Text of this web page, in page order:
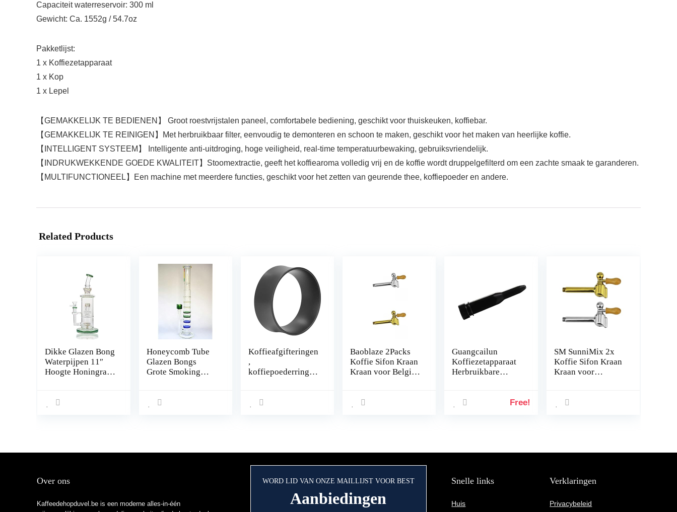
Capaciteit waterreservoir: 300 ml
Gewicht: Ca. 1552g / 54.7oz
Pakketlijst:
1 x Koffiezetapparaat
1 x Kop
1 x Lepel
【GEMAKKELIJK TE BEDIENEN】 Groot roestvrijstalen paneel, comfortabele bediening, geschikt voor thuiskeuken, koffiebar.
【GEMAKKELIJK TE REINIGEN】Met herbruikbaar filter, eenvoudig te demonteren en schoon te maken, geschikt voor het maken van heerlijke koffie.
【INTELLIGENT SYSTEEM】 Intelligente anti-uitdroging, hoge veiligheid, real-time temperatuurbewaking, gebruiksvriendelijk.
【INDRUKWEKKENDE GOEDE KWALITEIT】Stoomextractie, geeft het koffiearoma volledig vrij en de koffie wordt druppelgefilterd om een ​​zachte smaak te garanderen.
【MULTIFUNCTIONEEL】Een machine met meerdere functies, geschikt voor het zetten van geurende thee, koffiepoeder en andere.
Related Products
Dikke Glazen Bong
Waterpijpen 11″
Hoogte Honingraat
(Groen)
Honeycomb Tube
Glazen Bongs
Grote Smoking
Koffieafgifteringen
,
koffiepoederringen
vliegt
Baoblaze 2Packs
Koffie Sifon Kraan
Kraan voor België
Guangcailun
Koffiezetapparaat
Herbruikbare
Keukengerei
Free!
SM SunniMix 2x
Koffie Sifon Kraan
Kraan voor
Vervanging
Over ons
Kaffeedehopduvel.be is een moderne alles-in-één
WORD LID VAN ONZE MAILLIJST VOOR BEST
Aanbiedingen
Snelle links
Huis
Verklaringen
Privacybeleid